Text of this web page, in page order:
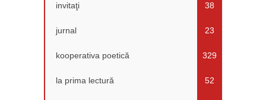
invitaţi 38
jurnal 23
kooperativa poetică 329
la prima lectură 52